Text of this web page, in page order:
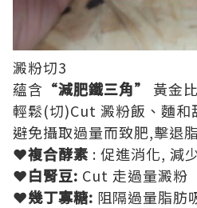
澱粉切3
蘊含 “減肥鐵三角” 黃金
輕鬆(切)Cut 澱粉飯、麵和
避免攝取過量而致肥,擊退
❤複合酵素 : 促進消化, 減
❤白腎豆: Cut 走過量澱粉
❤幾丁寡糖: 阻隔過量脂肪